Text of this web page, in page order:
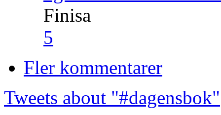
Finisa
5
Fler kommentarer
Tweets about "#dagensbok"